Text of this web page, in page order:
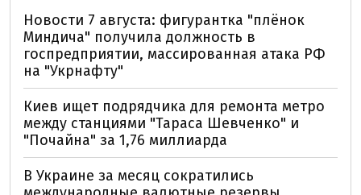
Новости 7 августа: фигурантка "плёнок
Миндича" получила должность в
госпредприятии, массированная атака РФ
на "Укрнафту"
Киев ищет подрядчика для ремонта метро
между станциями "Тараса Шевченко" и
"Почайна" за 1,76 миллиарда
В Украине за месяц сократились